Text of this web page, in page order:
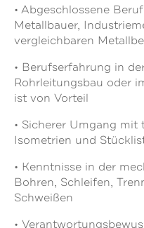
• Abgeschlossene
Metallbauer,
vergleichbaren
• Berufserfahrung in
Rohrleitungsbau oder
ist von Vorteil
• Sicherer Umgang
Isometrien und
• Kenntnisse in der
Bohren, Schleifen,
Schweißen
•